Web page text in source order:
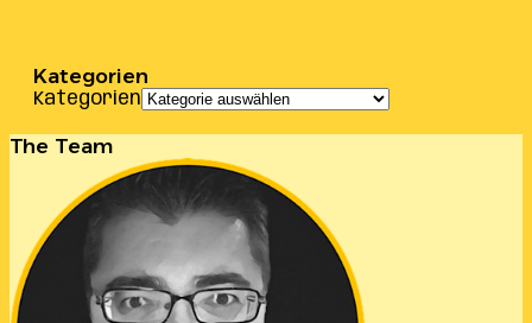
Kategorien
Kategorien
The Team